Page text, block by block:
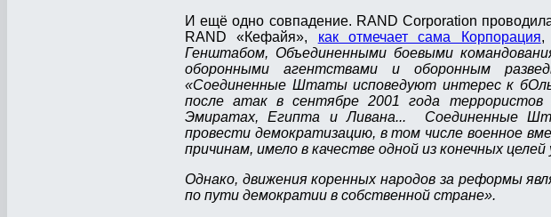
И ещё одно совпадение. RAND Corporation
RAND «Кефайя», как отмечает сама Корпорация,
Генштабом, Объединенными боевыми
оборонными агентствами и оборонным
«Соединенные Штаты исповедуют интерес к
после атак в сентябре 2001 года террористов
Эмиратах, Египта и Ливана... Соединенные
провести демократизацию, в том числе военное
причинам, имело в качестве одной из конечных
Однако, движения коренных народов за реформы
по пути демократии в собственной стране».